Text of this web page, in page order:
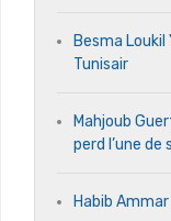
Besma
Tunisair
Mahjoub
perd l’une
Habib